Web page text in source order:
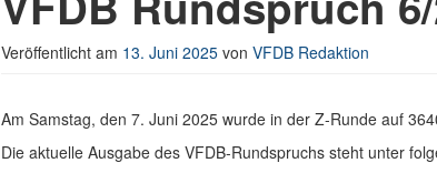
Veröffentlicht am 13. Juni 2025 von VFDB Redaktion
Am Samstag, den 7. Juni 2025 wurde in der Z-Runde auf
Die aktuelle Ausgabe des VFDB-Rundspruchs steht unter